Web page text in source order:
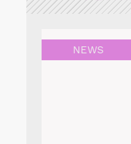
NEWS